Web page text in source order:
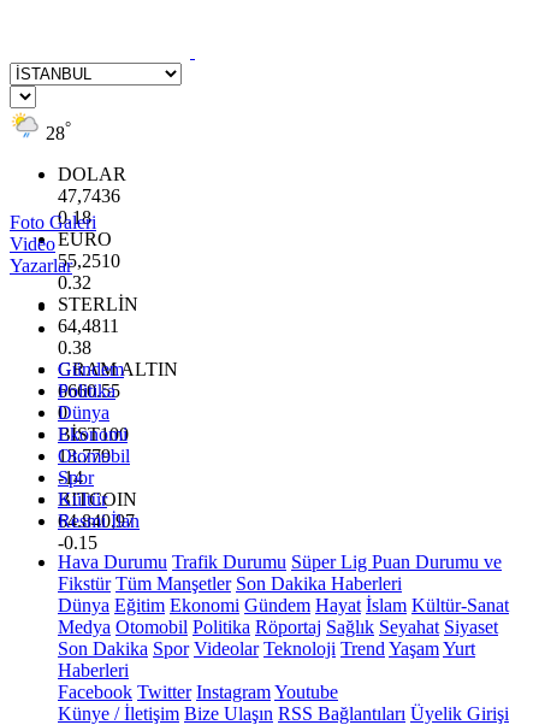
28°
DOLAR
47,7436
0.18
EURO
55,2510
0.32
STERLİN
64,4811
0.38
GRAM ALTIN
6660.55
0
BİST100
13.779
-14
BITCOIN
64.840,97
-0.15
Foto Galeri
Video
Yazarlar
Gündem
Politika
Dünya
Ekonomi
Otomobil
Spor
Kültür
Resmi İlan
Hava Durumu Trafik Durumu Süper Lig Puan Durumu ve
Fikstür Tüm Manşetler Son Dakika Haberleri
Dünya Eğitim Ekonomi Gündem Hayat İslam Kültür-Sanat
Medya Otomobil Politika Röportaj Sağlık Seyahat Siyaset
Son Dakika Spor Videolar Teknoloji Trend YaşamYurt
Haberleri
Facebook Twitter InstagramYoutube
Künye / İletişim Bize Ulaşın RSS Bağlantıları Üyelik Girişi